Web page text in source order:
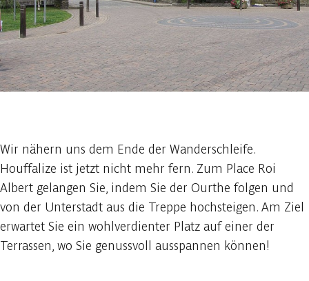
Wir nähern uns dem Ende der Wanderschleife.
Houffalize ist jetzt nicht mehr fern. Zum Place Roi
Albert gelangen Sie, indem Sie der Ourthe folgen und
von der Unterstadt aus die Treppe hochsteigen. Am Ziel
erwartet Sie ein wohlverdienter Platz auf einer der
Terrassen, wo Sie genussvoll ausspannen können!